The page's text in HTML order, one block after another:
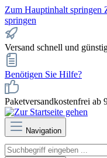
Zum Hauptinhalt springen
springen
Versand schnell und
Benötigen Sie Hilfe?
Paketversandkostenfrei ab
Navigation